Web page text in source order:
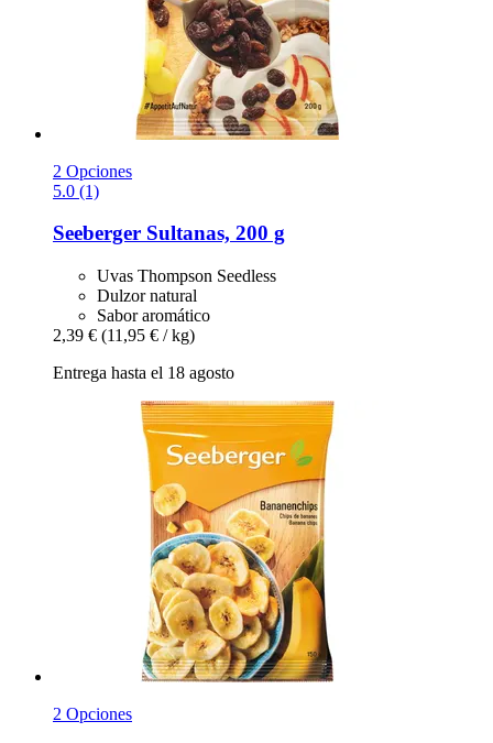
2 Opciones
5.0 (1)
Seeberger Sultanas, 200 g
Uvas Thompson Seedless
Dulzor natural
Sabor aromático
2,39 € (11,95 € / kg)
Entrega hasta el 18 agosto
2 Opciones